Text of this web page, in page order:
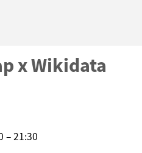
x Wikidata
– 21:30